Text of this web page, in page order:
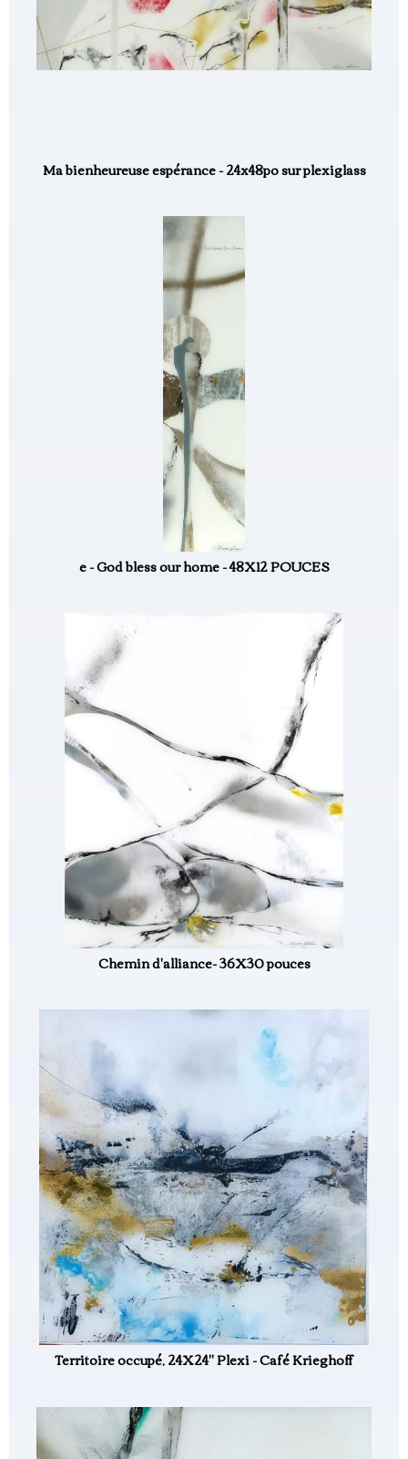
Ma bienheureuse espérance - 24x48po sur plexiglass
e - God bless our home - 48X12 POUCES
Chemin d'alliance- 36X30 pouces
Territoire occupé, 24X24" Plexi - Café Krieghoff